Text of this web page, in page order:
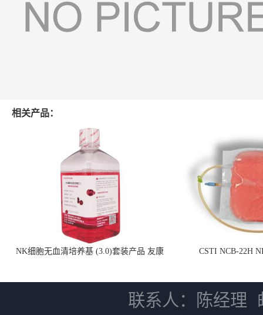
相关产品：
NK细胞无血清培养基 (3.0)套装产品 友康
CSTI NCB-22H
联系人：陈经理